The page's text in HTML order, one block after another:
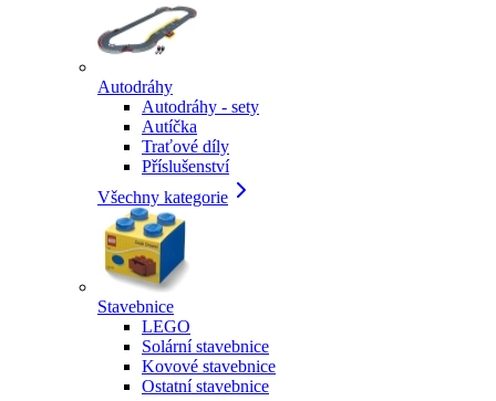
Autodráhy
Autodráhy - sety
Autíčka
Traťové díly
Příslušenství
Všechny kategorie
Stavebnice
LEGO
Solární stavebnice
Kovové stavebnice
Ostatní stavebnice